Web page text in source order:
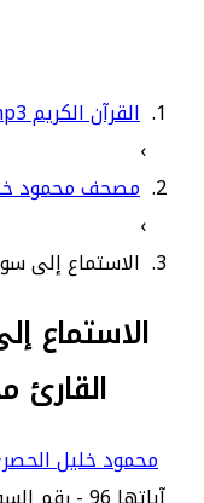
القرآن الكريم mp3
›
مصحف محمود
›
الاستماع إلى
الاستماع
القارئ
محمود خليل